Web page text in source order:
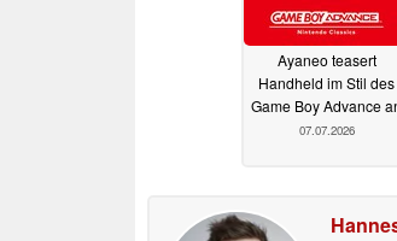
Ayaneo teasert
Handheld im Stil des
Game Boy Advance
07.07.2026